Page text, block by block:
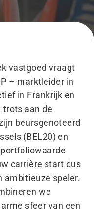
vastgoed vraagt
– marktleider in
in Frankrijk en
trots aan de
beursgenoteerd
(BEL20) en
carrière start dus
ambitieuze speler.
we
sfeer van een